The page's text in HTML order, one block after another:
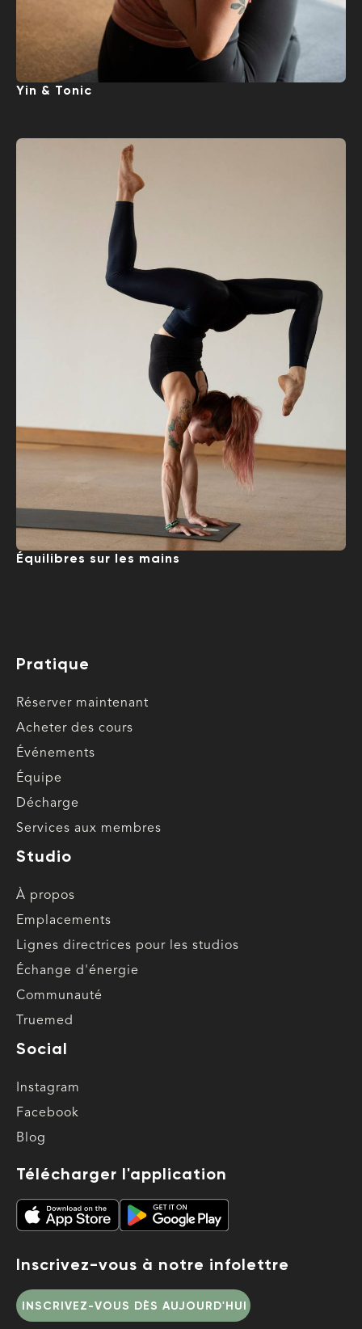
Yin & Tonic
Équilibres sur les mains
Pratique
Réserver maintenant
Acheter des cours
Événements
Équipe
Décharge
Services aux membres
Studio
À propos
Emplacements
Lignes directrices pour les studios
Échange d'énergie
Communauté
Truemed
Social
Instagram
Facebook
Blog
Télécharger l'application
Inscrivez-vous à notre infolettre
INSCRIVEZ-VOUS DÈS AUJOURD'HUI